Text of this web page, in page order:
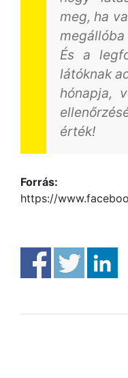
meg, ha
megállóba
És a
látóknak
hónapja,
érték!
Forrás:
https://